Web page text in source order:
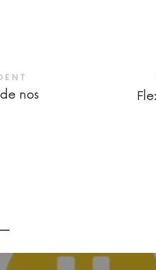
nos